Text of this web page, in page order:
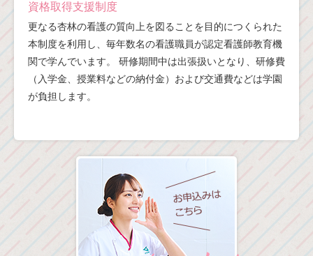
資格取得支援制度
更なる杏林の看護の質向上を図ることを目的につくられた
本制度を利用し、毎年数名の看護職員が認定看護師教育機
関で学んでいます。 研修期間中は出張扱いとなり、研修費
（入学金、授業料などの納付金）および交通費などは学園
が負担します。